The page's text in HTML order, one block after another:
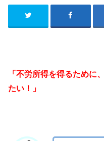
「不労所得を得るために
たい！
」